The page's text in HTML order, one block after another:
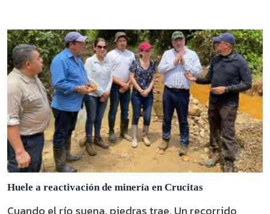
Huele a reactivación de minería en Crucitas
Cuando el río suena, piedras trae. Un recorrido